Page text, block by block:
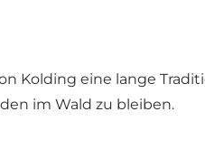
Kolding eine lange
im Wald zu bleiben.